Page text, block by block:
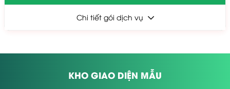
Chi tiết gói dịch vụ
KHO GIAO DIỆN MẪU